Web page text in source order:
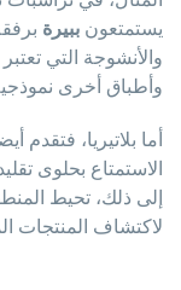
يستمتعون ببيرة
والأنشوجة التي
وأطباق أخرى
أما بلاتيريا، فتقدم
الاستمتاع بحلوى
إلى ذلك، تحيط
لاكتشاف المنتجات